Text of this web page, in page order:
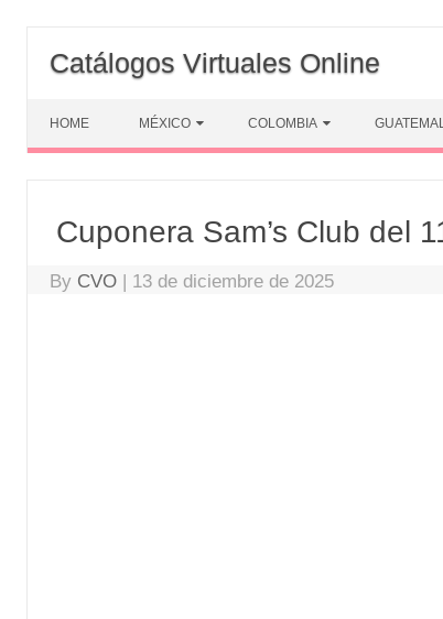
content
Catálogos Virtuales Online
HOME MÉXICO COLOMBIA
Cuponera Sam’s Club del
By CVO | 13 de diciembre de 2025